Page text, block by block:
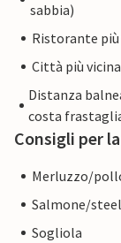
sabbia)
Ristorante più
Città più
Distanza
costa
Consigli per
Merluzzo/
Salmone/
Sogliola